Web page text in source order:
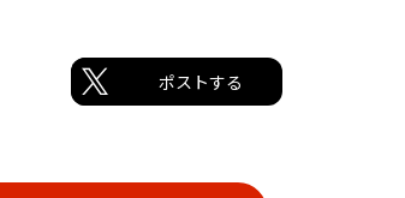
ポストする